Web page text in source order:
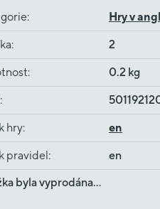
: Hry v
: 2
: 0.2 kg
:
hry: en
pravidel:
en
byla vyprodána…